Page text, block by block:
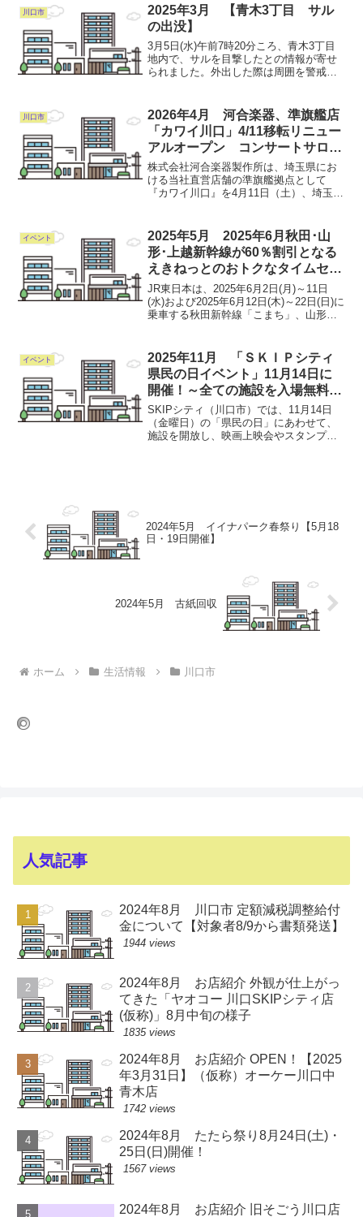
は、「日本一のモグラ駅」として知られ
る上越線の土合駅に...
川口市
2025年3月 【青木3丁目 サル
の出没】
3月5日(水)午前7時20分ころ、青木3丁目
地内で、サルを目撃したとの情報が寄せ
られました。外出した際は周囲を警戒
対策室 048-242-6361
川口市
2026年4月 河合楽器、準旗艦店
「カワイ川口」4/11移転リニュー
アルオープン コンサートサロン
「Le Mieux」併設
株式会社河合楽器製作所は、埼玉県にお
ける当社直営店舗の準旗艦拠点として
『カワイ川口』を4月11日（土）、埼玉県
オープンします。当社は2004年に「川口
総合文化センター・...
イベント
2025年5月 2025年6月秋田･山
形･上越新幹線が60％割引となる
えきねっとのおトクなタイムセー
ルを期間限定で初実施！
JR東日本は、2025年6月2日(月)～11日
(水)および2025年6月12日(木)～22日(日)に
乗車する秋田新幹線「こまち」、山形新
っぷ「新幹線eチケット（トクだ値...
イベント
2025年11月 「ＳＫＩＰシティ
県民の日イベント」11月14日に
開催！～全ての施設を入場無料で
楽しめます！～
SKIPシティ（川口市）では、11月14日
（金曜日）の「県民の日」にあわせて、
施設を開放し、映画上映会やスタンプラ
2024年5月 イイナパーク春祭り【5月18
日・19日開催】
2024年5月 古紙回収
ホーム 生活情報 川口市
人気記事
2024年8月 川口市 定額減税調整給付
金について【対象者8/9から書類発送】
1944 views
2024年8月 お店紹介 外観が仕上がっ
てきた「ヤオコー 川口SKIPシティ店
(仮称)」8月中旬の様子
1835 views
2024年8月 お店紹介 OPEN！【2025
年3月31日】（仮称）オーケー川口中
青木店
1742 views
2024年8月 たたら祭り8月24日(土)・
25日(日)開催！
1567 views
2024年8月 お店紹介 旧そごう川口店